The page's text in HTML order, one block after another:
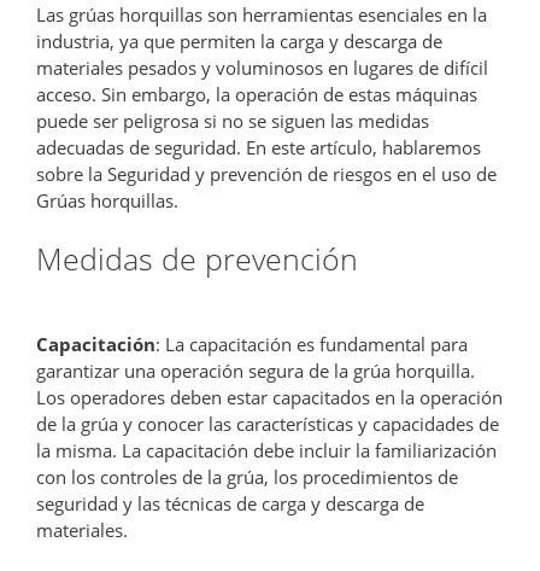
Las grúas horquillas son herramientas esenciales en la
industria, ya que permiten la carga y descarga de
materiales pesados y voluminosos en lugares de difícil
acceso. Sin embargo, la operación de estas máquinas
puede ser peligrosa si no se siguen las medidas
adecuadas de seguridad. En este artículo, hablaremos
sobre la Seguridad y prevención de riesgos en el uso de
Grúas horquillas.
Medidas de prevención
Capacitación: La capacitación es fundamental para
garantizar una operación segura de la grúa horquilla.
Los operadores deben estar capacitados en la operación
de la grúa y conocer las características y capacidades de
la misma. La capacitación debe incluir la familiarización
con los controles de la grúa, los procedimientos de
seguridad y las técnicas de carga y descarga de
materiales.